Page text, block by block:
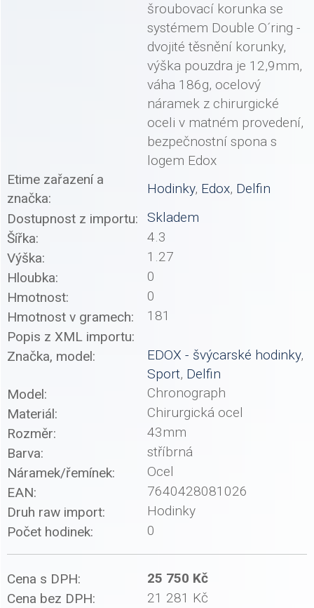
šroubovací korunka se
systémem Double O´ring -
dvojité těsnění korunky,
výška pouzdra je 12,9mm,
váha 186g, ocelový
náramek z chirurgické
oceli v matném provedení,
bezpečnostní spona s
logem Edox
Etime zařazení a
značka:
Hodinky, Edox, Delfin
Dostupnost z importu:
Skladem
Šířka:
4.3
Výška:
1.27
Hloubka:
0
Hmotnost:
0
Hmotnost v gramech:
181
Popis z XML importu:
Značka, model:
EDOX - švýcarské hodinky,
Sport, Delfin
Model:
Chronograph
Materiál:
Chirurgická ocel
Rozměr:
43mm
Barva:
stříbrná
Náramek/řemínek:
Ocel
EAN:
7640428081026
Druh raw import:
Hodinky
Počet hodinek:
0
Cena s DPH:
25 750 Kč
Cena bez DPH:
21 281 Kč